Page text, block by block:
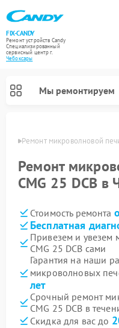
FIX-CANDY
Ремонт устройств Candy
Специализированный
cервисный центр г.
Чебоксары
Мы ремонтируем
Ремонт микроволновой
Ремонт
CMG 25 DCB в
Стоимость ремонта
Бесплатная
Привезем и увезем
CMG 25 DCB сами
Гарантия на наши
микроволновых
лет
Срочный ремонт
CMG 25 DCB в
Скидка для вас до